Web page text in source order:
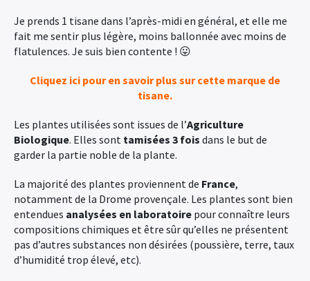
Je prends 1 tisane dans l’après-midi en général, et elle me
fait me sentir plus légère, moins ballonnée avec moins de
flatulences. Je suis bien contente ! 😛
Cliquez ici pour en savoir plus sur cette marque de
tisane.
Les plantes utilisées sont issues de l’Agriculture
Biologique. Elles sont tamisées 3 fois dans le but de
garder la partie noble de la plante.
La majorité des plantes proviennent de France,
notamment de la Drome provençale. Les plantes sont bien
entendues analysées en laboratoire pour connaître leurs
compositions chimiques et être sûr qu’elles ne présentent
pas d’autres substances non désirées (poussière, terre, taux
d’humidité trop élevé, etc).